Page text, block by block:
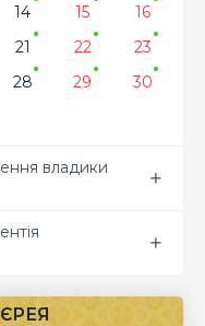
14 15
16
21 22
23
28 29
30
владики